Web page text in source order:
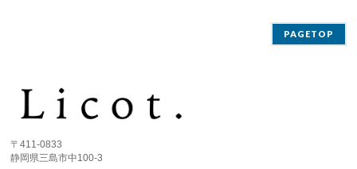
PAGETOP
〒411-0833
静岡県三島市中100-3